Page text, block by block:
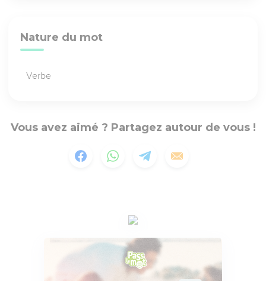
Nature du mot
Verbe
Vous avez aimé ? Partagez autour de vous !